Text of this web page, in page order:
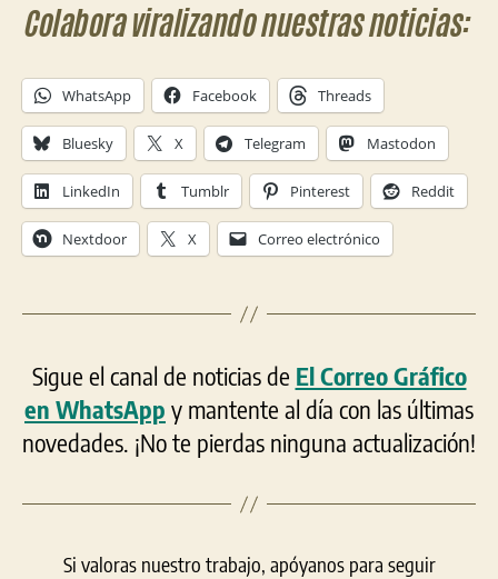
Colabora viralizando nuestras noticias:
WhatsApp Facebook Threads
Bluesky X Telegram Mastodon
LinkedIn Tumblr Pinterest Reddit
Nextdoor X Correo electrónico
Sigue el canal de noticias de El Correo Gráfico
en WhatsApp y mantente al día con las últimas
novedades. ¡No te pierdas ninguna actualización!
Si valoras nuestro trabajo, apóyanos para seguir